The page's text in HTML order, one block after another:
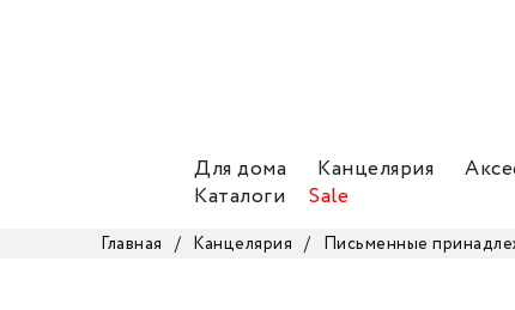
Для дома Канцелярия
Каталоги
Sale
Главная / Канцелярия / Письменные